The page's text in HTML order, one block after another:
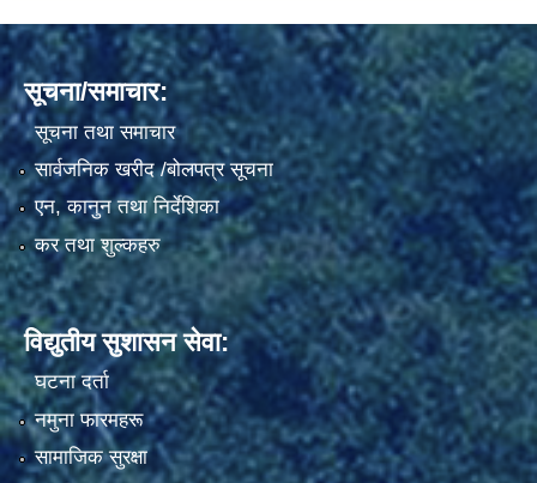
सूचना/समाचार:
सूचना तथा समाचार
सार्वजनिक खरीद /बोलपत्र सूचना
एन, कानुन तथा निर्देशिका
कर तथा शुल्कहरु
विद्युतीय सुशासन सेवा:
घटना दर्ता
नमुना फारमहरू
सामाजिक सुरक्षा